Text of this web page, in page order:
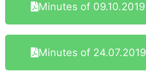
Minutes of 09.10.2019
Minutes of 24.07.2019